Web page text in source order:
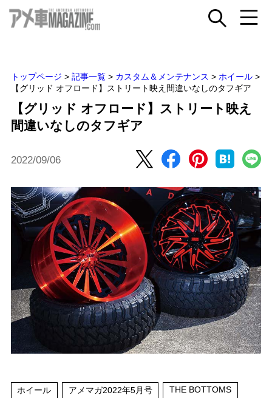
トップページ > 記事一覧 > カスタム＆メンテナンス > ホイール >
【グリッド オフロード】ストリート映え間違いなしのタフギア
【グリッド オフロード】ストリート映え
間違いなしのタフギア
2022/09/06
ホイール アメマガ2022年5月号 THE BOTTOMS